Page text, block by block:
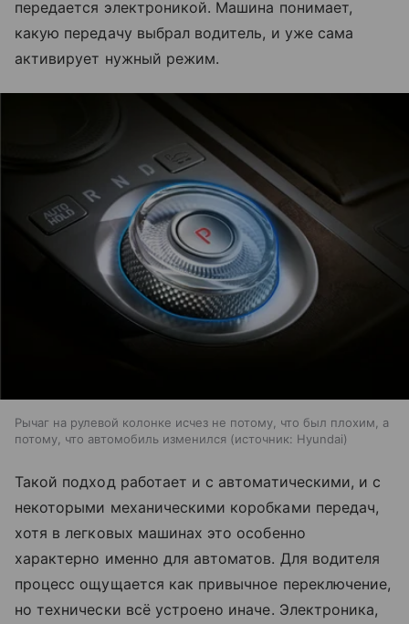
передается электроникой. Машина понимает,
какую передачу выбрал водитель, и уже сама
активирует нужный режим.
Рычаг на рулевой колонке исчез не потому, что был плохим, а
потому, что автомобиль изменился
источник: Hyundai
Такой подход работает и с автоматическими, и с
некоторыми механическими коробками передач,
хотя в легковых машинах это особенно
характерно именно для автоматов. Для водителя
процесс ощущается как привычное переключение,
но технически всё устроено иначе. Электроника,